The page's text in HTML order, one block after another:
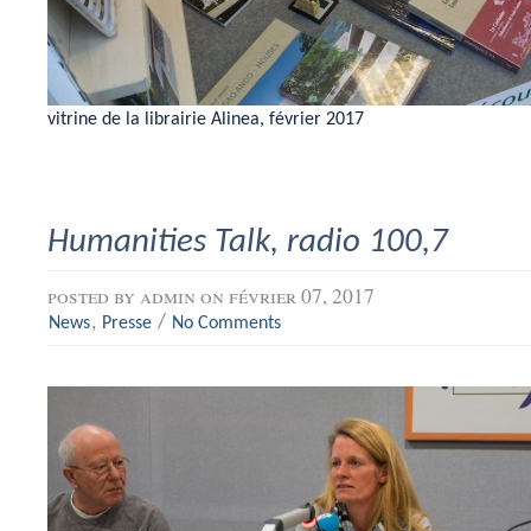
vitrine de la librairie Alinea, février 2017
Humanities Talk, radio 100,7
posted by admin on février 07, 2017
News, Presse / No Comments